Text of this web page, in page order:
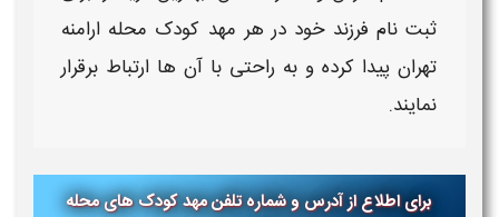
ثبت نام فرزند خود در هر مهد کودک محله ارامنه
تهرانپیدا کرده و به راحتی با آن ها ارتباط برقرار
نمایند.
برای اطلاع از آدرس و شماره تلفن مهد کودک های محله